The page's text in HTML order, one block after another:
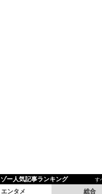
ー人気記事ランキング す
エンタメ 総合